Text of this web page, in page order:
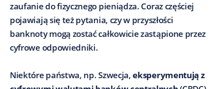
zaufanie do fizycznego pieniądza. Coraz częściej
pojawiają się też pytania, czy w przyszłości
banknoty mogą zostać całkowicie zastąpione przez
cyfrowe odpowiedniki.
Niektóre państwa, np. Szwecja,eksperymentują z